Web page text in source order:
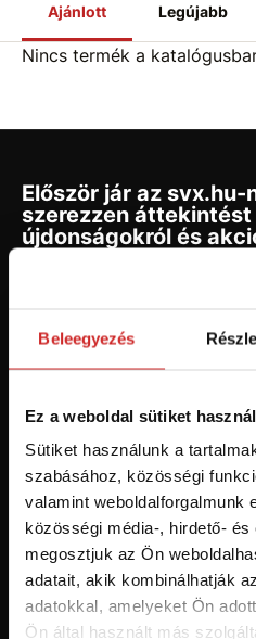
Beleegyezés
Ez a weboldal sütiket használ
Sütiket használunk a
szabásához, közösségi
valamint weboldalforgalmunk
közösségi média-, hirdető-
megosztjuk az Ön
adatait, akik kombinálhatják
adatokkal, amelyeket Ön
Ön által használt más
Ajánlott Legújabb
Nincs termék a
Először jár az svx.hu-
szerezzen
újdonságokról és
Hozzájárulok a személyes